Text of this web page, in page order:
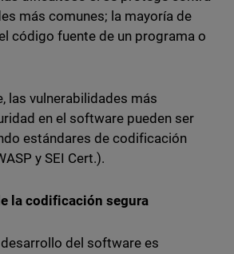
más comunes; la mayoría de
código fuente de un programa o
las vulnerabilidades más
en el software pueden ser
estándares de codificación
y SEI Cert.).
la codificación segura
del software es